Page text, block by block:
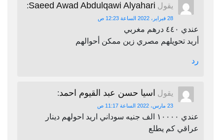
يقول Saeed Awad Abdulqawi Alyahari
:
28 فبراير، 2022 الساعة 12:23 ص
عندي ٤٤٠ درهم مغربي
أريد تحويلهم مصري زين ممكن أحوالهم
رد
يقول اسيا حسن عبد القيوم احمد:
23 مارس، 2022 الساعة 11:17 ص
عندي ١٠٠٠٠ الف جنيه سوداني اريد احولهم دينار
عراقي كم يطلع